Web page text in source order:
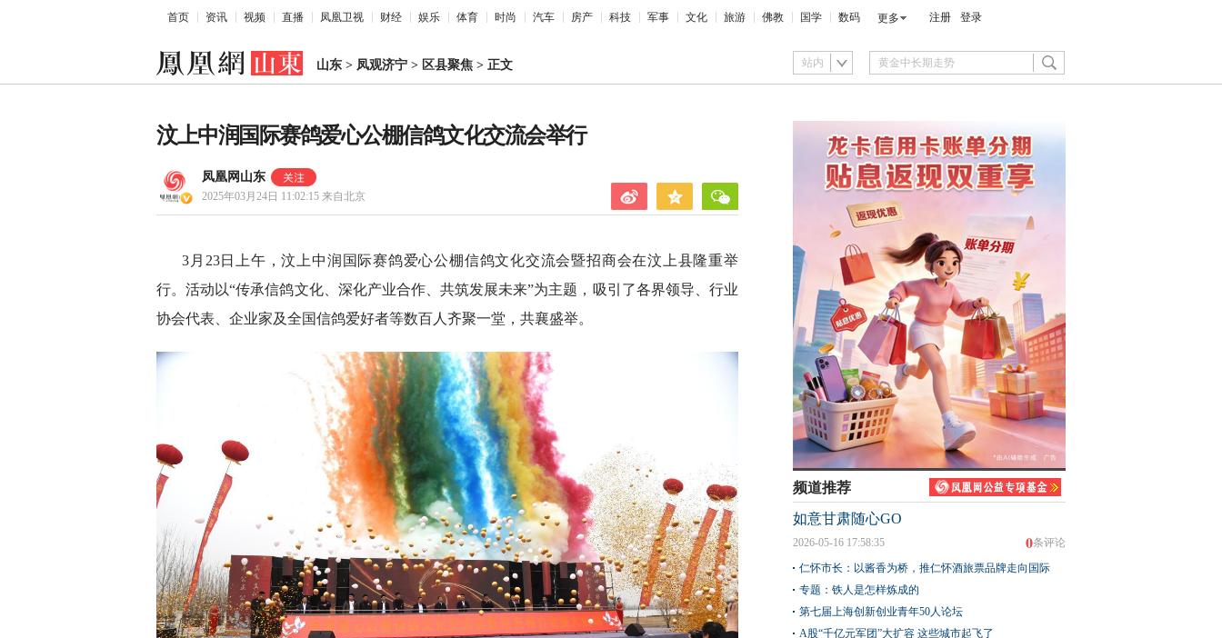
首页 资讯 视频 直播 凤凰卫视 财经 娱乐 体育 时尚 汽车 房产 科技 军事 文化 旅游 佛教 国学 数码 更多 注册 登录
山东 > 凤观济宁 > 区县聚焦 > 正文 站内
汶上中润国际赛鸽爱心公棚信鸽文化交流会举行
凤凰网山东
2025年03月24日 11:02:15 来自北京
3月23日上午，汶上中润国际赛鸽爱心公棚信鸽文化交流会暨招商会在汶上县隆重举
行。活动以“传承信鸽文化、深化产业合作、共筑发展未来”为主题，吸引了各界领导、行业
协会代表、企业家及全国信鸽爱好者等数百人齐聚一堂，共襄盛举。
频道推荐
如意甘肃随心GO
0条评论
2026-05-16 17:58:35
仁怀市长：以酱香为桥，推仁怀酒旅票品牌走向国际
专题：铁人是怎样炼成的
第七届上海创新创业青年50人论坛
A股“千亿元军团”大扩容 这些城市起飞了